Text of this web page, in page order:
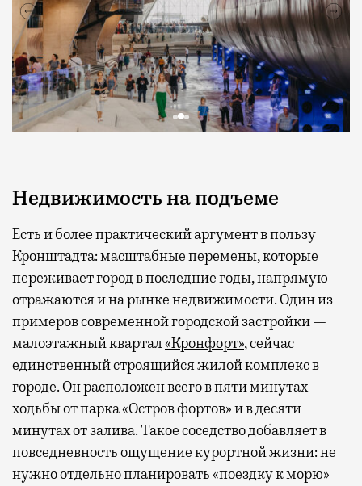
Недвижимость на подъеме
Есть и более практический аргумент в пользу
Кронштадта: масштабные перемены, которые
переживает город в последние годы, напрямую
отражаются и на рынке недвижимости. Один из
примеров современной городской застройки —
малоэтажный квартал«Кронфорт», сейчас
единственный строящийся жилой комплекс в
городе. Он расположен всего в пяти минутах
ходьбы от парка «Остров фортов» и в десяти
минутах от залива. Такое соседство добавляет в
повседневность ощущение курортной жизни: не
нужно отдельно планировать «поездку к морю»